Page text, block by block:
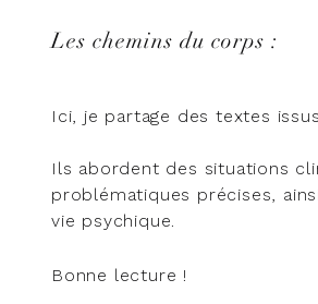
Les chemins du corps :
Ici, je partage des textes
Ils abordent des situations
problématiques précises,
vie psychique.
Bonne lecture !